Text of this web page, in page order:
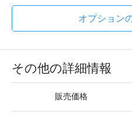
オプション
その他の詳細情報
販売価格